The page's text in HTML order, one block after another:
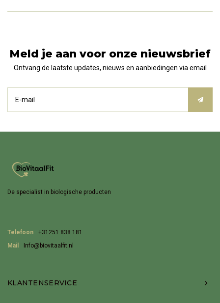
Meld je aan voor onze nieuwsbrief
Ontvang de laatste updates, nieuws en aanbiedingen via email
De specialist in biologische producten
Telefoon
+31251 838 181
Mail
Info@biovitaalfit.nl
KLANTENSERVICE